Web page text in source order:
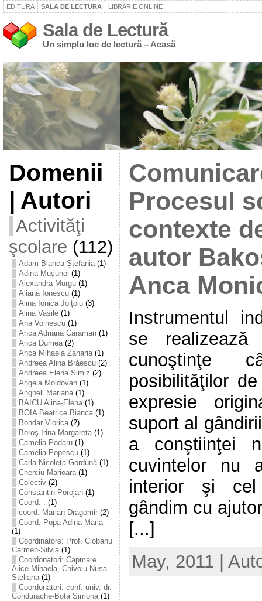
EDITURA SALA DE LECTURA LIBRARIE ONLINE
Sala de Lectură
Un simplu loc de lectură – Acasă
Domenii
| Autori
Activităţi
şcolare (112)
Adam Bianca Ștefania(1)
Adina Mușunoi (1)
Alexandra Murgu(1)
Aliana Ionescu(1)
Alina Ionica Joițoiu(3)
Alina Vasile(1)
Ana Voinescu(1)
Anca Adriana Caraman(1)
Anca Dumea(2)
Anca Mihaela Zaharia(1)
Andreea Alina Brăescu(2)
Andreea Elena Simiz (2)
Angela Moldovan(1)
Angheli Mariana(1)
BAICU Alina-Elena(1)
BOIA Beatrice Bianca(1)
Bondar Viorica(2)
Boroş Irina Margareta(1)
Camelia Podaru(1)
Camelia Popescu(1)
Carla Nicoleta Gordună(1)
Cherciu Marioara(1)
Colectiv(2)
Constantin Porojan(1)
Coord. : (1)
coord. Marian Dragomir(2)
Coord. Popa Adina-Maria
(1)
Coordinators: Prof. Ciobanu
Carmen-Silvia(1)
Coordonatori: Capmare
Alice Mihaela, Chivoiu Nușa
Steliana(1)
Coordonatori: conf. univ. dr.
Condurache-Bota Simona(1)
Procesul
contexte
autor
Anca
Instrumentul
se realizează
cunoştinţe
posibilităţilor
expresie
suport al
a conştiinţei
cuvintelor nu
interior şi
gândim cu
[...]
May, 2011 |